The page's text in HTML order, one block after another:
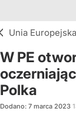
Unia Europejska
W PE
Polka
Dodano: 7 marca 2023